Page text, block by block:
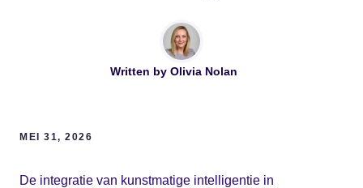
Written by Olivia Nolan
MEI 31, 2026
De integratie van kunstmatige intelligentie in